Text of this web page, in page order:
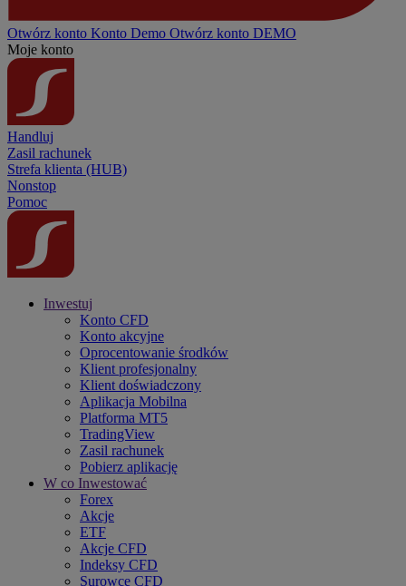
Otwórz konto Konto Demo Otwórz konto DEMO
Moje konto
Handluj
Zasil rachunek
Strefa klienta (HUB)
Nonstop
Pomoc
Inwestuj
Konto CFD
Konto akcyjne
Oprocentowanie środków
Klient profesjonalny
Klient doświadczony
Aplikacja Mobilna
Platforma MT5
TradingView
Zasil rachunek
Pobierz aplikację
W co Inwestować
Forex
Akcje
ETF
Akcje CFD
Indeksy CFD
Surowce CFD